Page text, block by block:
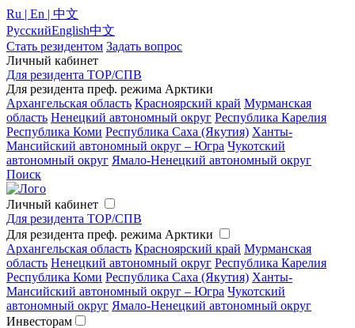
Ru | En | 中文
РусскийEnglish中文
Стать резидентом Задать вопрос
Личный кабинет
Для резидента ТОР/СПВ
Для резидента преф. режима Арктики
Архангельская область Красноярский край Мурманская
область Ненецкий автономный округ Республика Карелия
Республика Коми Республика Саха (Якутия) Ханты-
Мансийский автономный округ – Югра Чукотский
автономный округ Ямало-Ненецкий автономный округ
Поиск
Личный кабинет
Для резидента ТОР/СПВ
Для резидента преф. режима Арктики
Архангельская область Красноярский край Мурманская
область Ненецкий автономный округ Республика Карелия
Республика Коми Республика Саха (Якутия) Ханты-
Мансийский автономный округ – Югра Чукотский
автономный округ Ямало-Ненецкий автономный округ
Инвесторам